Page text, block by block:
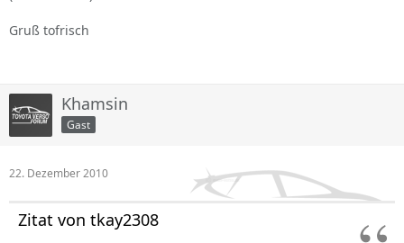
Gruß tofrisch
Khamsin
Gast
22. Dezember 2010
Zitat von tkay2308